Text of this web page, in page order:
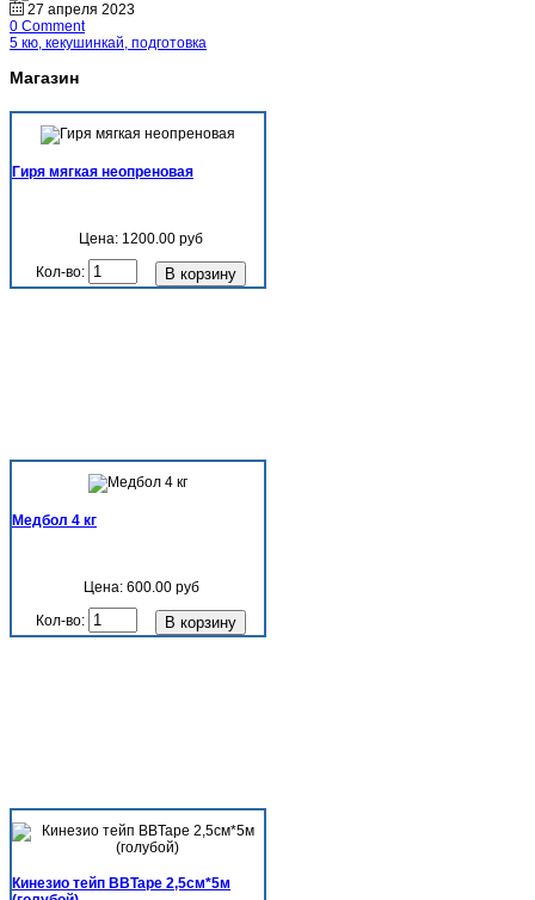
27 апреля 2023
0 Comment
5 кю, кекушинкай, подготовка
Магазин
Гиря мягкая неопреновая
Цена: 1200.00 руб
Кол-во:
Медбол 4 кг
Цена:600.00 руб
Кол-во:
Кинезио тейп BBTape 2,5см*5м